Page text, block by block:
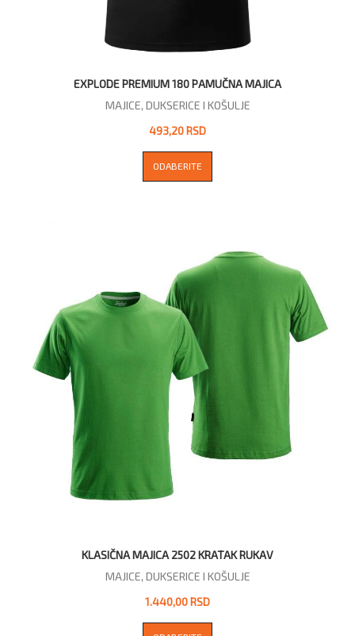
EXPLODE PREMIUM 180 PAMUČNA MAJICA
MAJICE, DUKSERICE I KOŠULJE
493,20 RSD
ODABERITE
KLASIČNA MAJICA 2502 KRATAK RUKAV
MAJICE, DUKSERICE I KOŠULJE
1.440,00 RSD